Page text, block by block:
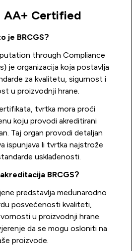
AA+ Certified
je BRCGS?
through Compliance
je organizacija koja postavlja
za kvalitetu, sigurnost i
u proizvodnji hrane.
tvrtka mora proći
koju provodi akreditirani
Taj organ provodi detaljan
ispunjava li tvrtka najstrože
usklađenosti.
BRCGS?
predstavlja međunarodno
posvećenosti kvaliteti,
u proizvodnji hrane.
da se mogu osloniti na
proizvode.